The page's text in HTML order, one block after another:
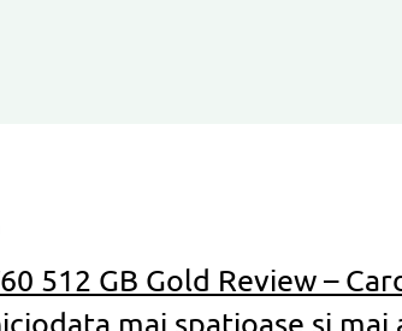
512 GB Gold Review –
mai spatioase si mai